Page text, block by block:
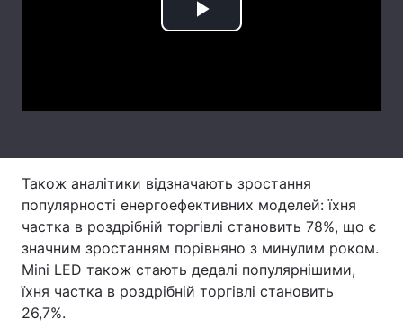
Play
Також аналітики відзначають зростання
популярності енергоефективних моделей: їхня
частка в роздрібній торгівлі становить 78%, що є
значним зростанням порівняно з минулим роком.
Mini LED також стають дедалі популярнішими,
їхня частка в роздрібній торгівлі становить
26,7%.